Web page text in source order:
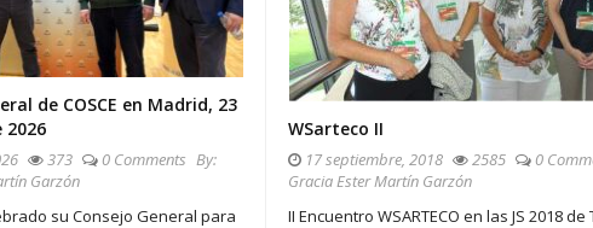
de COSCE en Madrid, 23
2026
373 0 Comments By:
Garzón
su Consejo General para
WSarteco II
17 septiembre, 2018 2585 0
Gracia Ester Martín Garzón
II Encuentro WSARTECO en las JS 2018 de